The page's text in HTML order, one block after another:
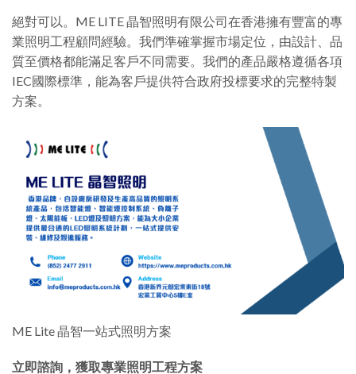
絕對可以。ME LITE 晶智照明有限公司在香港擁有豐富的專
業照明工程顧問經驗。我們準確掌握市場定位，由設計、品
質至價格都能滿足客戶不同需要。我們的產品嚴格遵循各項
IEC國際標準，能為客戶提供符合政府投標要求的完整特製
方案。
ME Lite 晶智一站式照明方案
立即諮詢，獲取專業照明工程方案